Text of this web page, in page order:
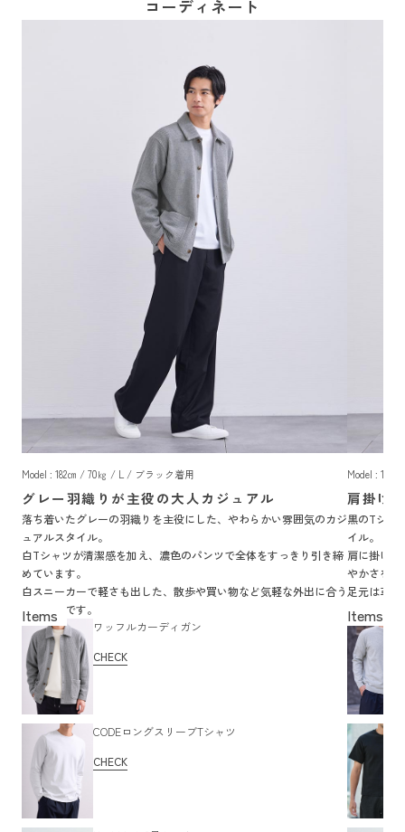
コーディネート
Model : 182㎝ / 70㎏ / L / ブラック着用
グレー羽織りが主役の大人カジュアル
落ち着いたグレーの羽織りを主役にした、やわらかい雰囲気のカジ
ュアルスタイル。
白Tシャツが清潔感を加え、濃色のパンツで全体をすっきり引き締
めています。
白スニーカーで軽さも出した、散歩や買い物など気軽な外出に合う
着こなしです。
ワッフルカーディガン
CHECK
CODEロングスリーブTシャツ
CHECK
Model : 183
肩掛け
黒のTシャ
イル。
肩に掛け
やかさを加
足元は革
囲気の着